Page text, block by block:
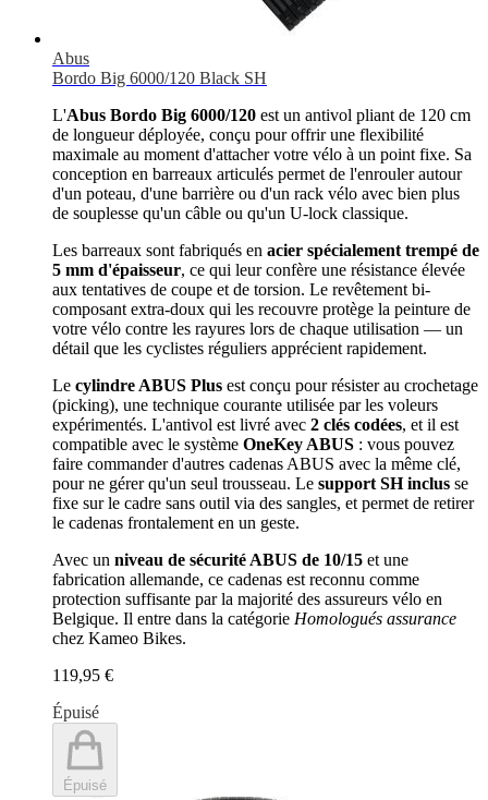
Abus
Bordo Big 6000/120 Black SH
L'Abus Bordo Big 6000/120 est un antivol pliant de 120 cm
de longueur déployée, conçu pour offrir une flexibilité
maximale au moment d'attacher votre vélo à un point fixe. Sa
conception en barreaux articulés permet de l'enrouler autour
d'un poteau, d'une barrière ou d'un rack vélo avec bien plus
de souplesse qu'un câble ou qu'un U-lock classique.
Les barreaux sont fabriqués en acier spécialement trempé de
5 mm d'épaisseur, ce qui leur confère une résistance élevée
aux tentatives de coupe et de torsion. Le revêtement bi-
composant extra-doux qui les recouvre protège la peinture de
votre vélo contre les rayures lors de chaque utilisation — un
détail que les cyclistes réguliers apprécient rapidement.
Le cylindre ABUS Plus est conçu pour résister au crochetage
(picking), une technique courante utilisée par les voleurs
expérimentés. L'antivol est livré avec 2 clés codées, et il est
compatible avec le système OneKey ABUS : vous pouvez
faire commander d'autres cadenas ABUS avec la même clé,
pour ne gérer qu'un seul trousseau. Le support SH inclus se
fixe sur le cadre sans outil via des sangles, et permet de retirer
le cadenas frontalement en un geste.
Avec un niveau de sécurité ABUS de 10/15 et une
fabrication allemande, ce cadenas est reconnu comme
protection suffisante par la majorité des assureurs vélo en
Belgique. Il entre dans la catégorie Homologués assurance
chez Kameo Bikes.
119,95 €
Épuisé
Épuisé